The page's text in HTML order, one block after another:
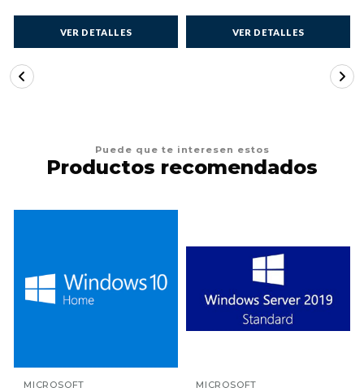
VER DETALLES VER DETALLES
Puede que te interesen estos
Productos recomendados
MICROSOFT MICROSOFT